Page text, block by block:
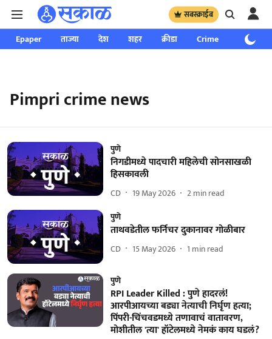
सबस्क्राईब
Epaper ताज्या देश शहर क्रीडा Crime साप्ताहिक
Pimpri crime news
पुणे
निगडीमध्ये पादचारी महिलेची सोनसाखळी
हिसकावली
CD 19 May 2026 2min read
पुणे
ताथवडेतील फर्निचर दुकानावर गोळीबार
CD 15 May 2026 1 min read
पुणे
RPI Leader Killed : पुणे हादरलं!
आरपीआयच्या बड्या नेत्याची निर्घृण हत्या;
पिंपरी-चिंचवडमध्ये तणावाचं वातावरण,
मोशीतील 'त्या' हॉटेलमध्ये नेमकं काय घडलं?